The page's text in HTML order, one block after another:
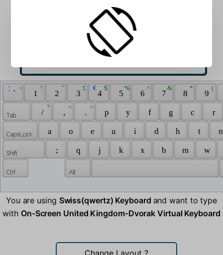
box:
`
¬
¦
1
!
2
"
3
£
4
$
€
5
%
6
^
7
&
8
*
9
(
/
?
,
<
.
>
p y f g c
r
a
o e u i d h t
;
:
q j k x b m w
You are using Swiss(qwertz) Keyboard and want to type
with On-Screen United Kingdom-Dvorak Virtual Keyboard
Change Layout ?